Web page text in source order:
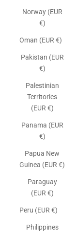
Norway (EUR
€)
Oman (EUR €)
Pakistan (EUR
€)
Palestinian
Territories
(EUR €)
Panama (EUR
€)
Papua New
Guinea (EUR €)
Paraguay
(EUR €)
Peru (EUR €)
Philippines